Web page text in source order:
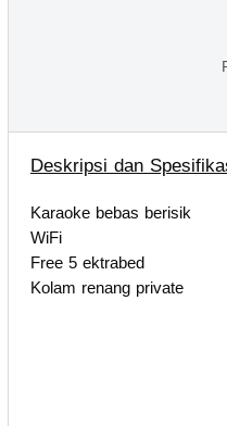
Deskripsi dan
Karaoke bebas berisik
WiFi
Free 5 ektrabed
Kolam renang private